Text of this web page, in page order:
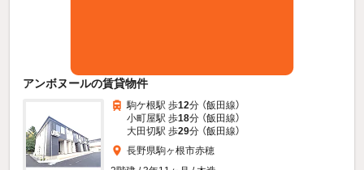
アンボヌールの賃貸物件
駒ケ根駅 歩12分 （飯田線）
小町屋駅 歩18分 （飯田線）
大田切駅 歩29分 （飯田線）
長野県駒ヶ根市赤穂